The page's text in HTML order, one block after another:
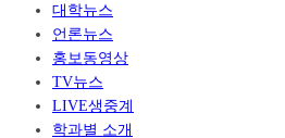
대학뉴스
언론뉴스
홍보동영상
TV뉴스
LIVE생중계
학과별 소개